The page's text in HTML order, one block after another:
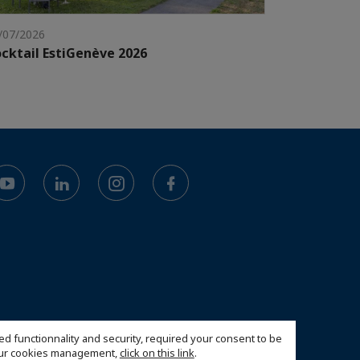
functionnality and security, required your consent to be
cookies management,click on this link.
2026
EstiGenève 2026